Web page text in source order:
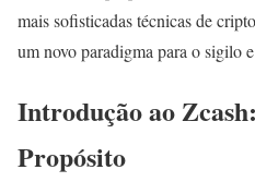
mais sofisticadas técnicas de
um novo paradigma para o sigilo
Introdução ao
Propósito